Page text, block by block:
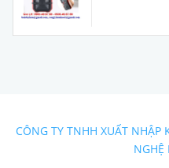
CÔNG TY TNHH XUẤT NHẬP
NGHỆ